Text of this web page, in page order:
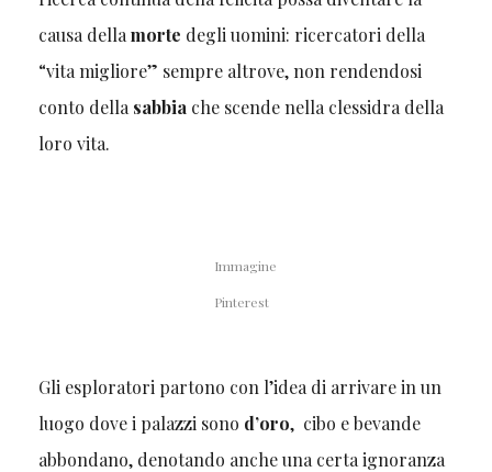
causa della morte degli uomini: ricercatori della
“vita migliore” sempre altrove, non rendendosi
conto della sabbia che scende nella clessidra della
loro vita.
Immagine
Pinterest
Gli esploratori partono con l’idea di arrivare in un
luogo dove i palazzi sono d’oro, cibo e bevande
abbondano, denotando anche una certa ignoranza